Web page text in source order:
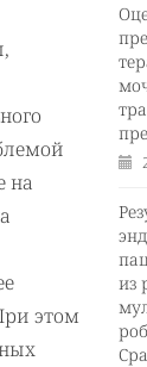
на
этом
из